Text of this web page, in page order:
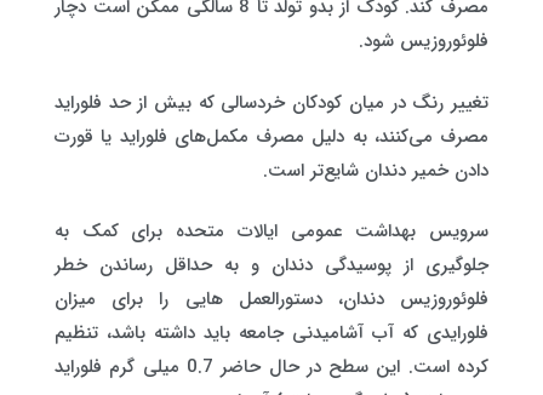
مصرف کند. کودک از بدو تولد تا 8 سالگی ممکن است دچار
فلوئوروزیس شود.
تغییر رنگ در میان کودکان خردسالی که بیش از حد فلوراید
مصرف می‌کنند، به دلیل مصرف مکمل‌های فلوراید یا قورت
دادن خمیر دندان شایع‌تر است.
سرویس بهداشت عمومی ایالات متحده برای کمک به
جلوگیری از پوسیدگی دندان و به حداقل رساندن خطر
فلوئوروزیس دندان، دستورالعمل هایی را برای میزان
فلورایدی که آب آشامیدنی جامعه باید داشته باشد، تنظیم
کرده است. این سطح در حال حاضر 0.7 میلی گرم فلوراید